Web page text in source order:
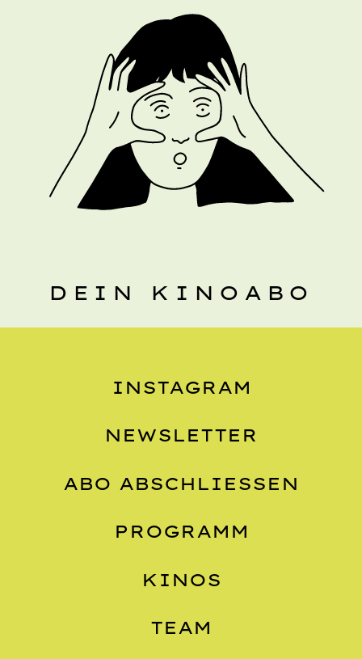
DEIN KINOABO
INSTAGRAM
NEWSLETTER
ABO ABSCHLIESSEN
PROGRAMM
KINOS
TEAM